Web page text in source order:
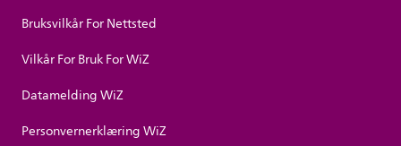
Bruksvilkår For Nettsted
Vilkår For Bruk For WiZ
Datamelding WiZ
Personvernerklæring WiZ